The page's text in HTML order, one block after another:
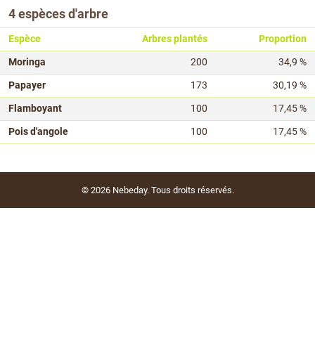
4 espèces d'arbre
Espèce Arbres plantés
Proportion
Moringa
200
34,9 %
Papayer
173
30,19 %
Flamboyant
100
17,45 %
Pois d'angole
100 17,45 %
© 2026 Nebeday. Tous droits réservés.